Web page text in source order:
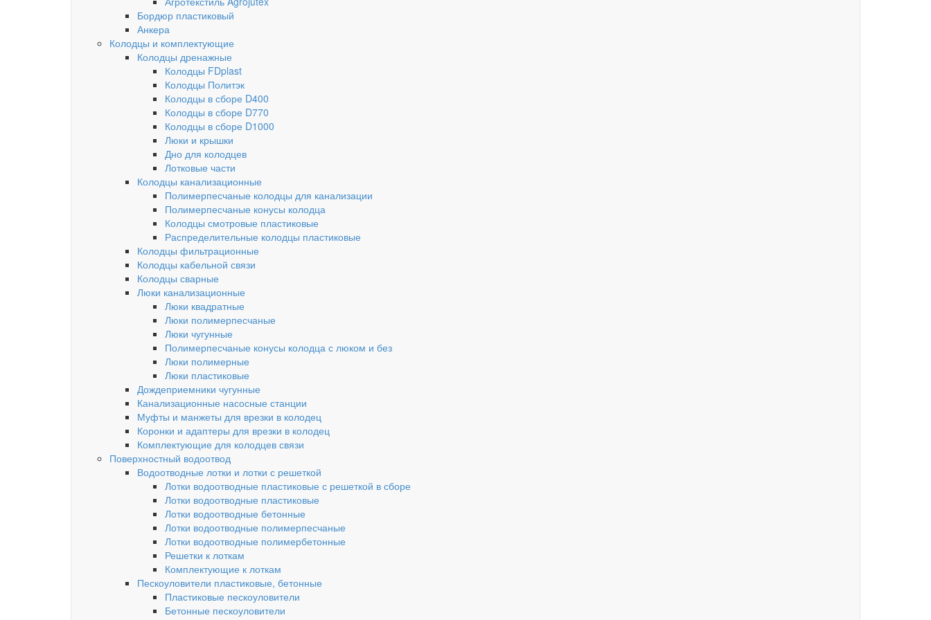
Бордюр пластиковый
Анкера
Колодцы и комплектующие
Колодцы дренажные
Колодцы FDplast
Колодцы Политэк
Колодцы в сборе D400
Колодцы в сборе D770
Колодцы в сборе D1000
Люки и крышки
Дно для колодцев
Лотковые части
Колодцы канализационные
Полимерпесчаные колодцы для канализации
Полимерпесчаные конусы колодца
Колодцы смотровые пластиковые
Распределительные колодцы пластиковые
Колодцы фильтрационные
Колодцы кабельной связи
Колодцы сварные
Люки канализационные
Люки квадратные
Люки полимерпесчаные
Люки чугунные
Полимерпесчаные конусы колодца с люком и без
Люки полимерные
Люки пластиковые
Дождеприемники чугунные
Канализационные насосные станции
Муфты и манжеты для врезки в колодец
Коронки и адаптеры для врезки в колодец
Комплектующие для колодцев связи
Поверхностный водоотвод
Водоотводные лотки и лотки с решеткой
Лотки водоотводные пластиковые с решеткой в сборе
Лотки водоотводные пластиковые
Лотки водоотводные бетонные
Лотки водоотводные полимерпесчаные
Лотки водоотводные полимербетонные
Решетки к лоткам
Комплектующие к лоткам
Пескоуловители пластиковые, бетонные
Пластиковые пескоуловители
Бетонные пескоуловители